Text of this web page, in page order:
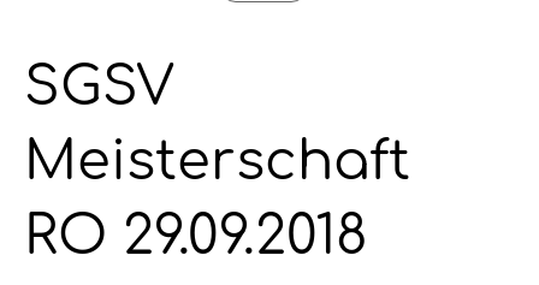
SGSV
Meisterschaft
RO 29.09.2018